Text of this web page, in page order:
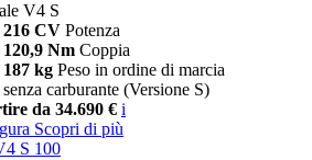
V4 S
216 CV Potenza
120,9 Nm Coppia
187 kg Peso in ordine di marcia
senza carburante (Versione S)
da 34.690 € i
Scopri di più
S 100